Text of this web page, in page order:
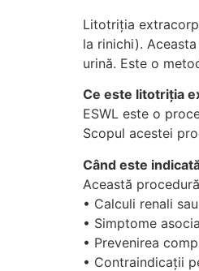
Litotriția
la rinichi).
urină. Este o
Ce este litotriția
ESWL este o
Scopul acestei
Când este
Această
• Calculi renali
• Simptome
• Prevenirea
• Contraindicații